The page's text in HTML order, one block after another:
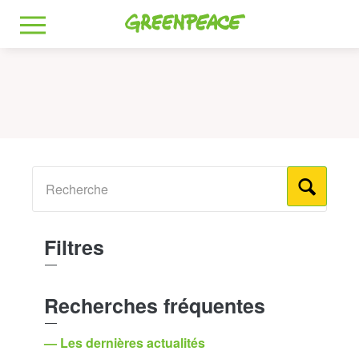
Greenpeace
MENU
Filtres
Recherches fréquentes
— Les dernières actualités